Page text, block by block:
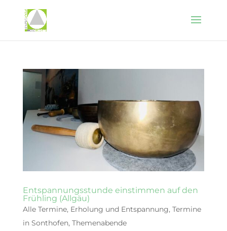
Entspannungsstunde einstimmen auf den
Frühling (Allgäu)
Alle Termine, Erholung und Entspannung, Termine
in Sonthofen, Themenabende